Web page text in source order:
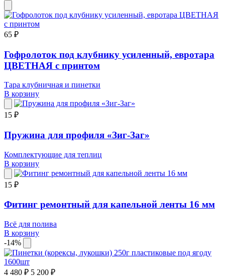
65 ₽
Гофролоток под клубнику усиленный, евротара
ЦВЕТНАЯ с принтом
Тара клубничная и пинетки
В корзину
15 ₽
Пружина для профиля «Зиг-Заг»
Комплектующие для теплиц
В корзину
15 ₽
Фитинг ремонтный для капельной ленты 16 мм
Всё для полива
В корзину
-14%
4 480 ₽ 5 200 ₽